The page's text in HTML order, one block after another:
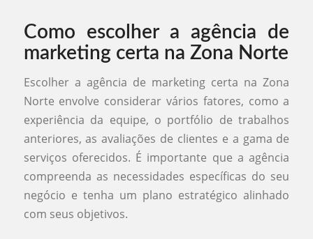
Como escolher a agência de
marketing certa na Zona Norte
Escolher a agência de marketing certa na Zona
Norte envolve considerar vários fatores, como a
experiência da equipe, o portfólio de trabalhos
anteriores, as avaliações de clientes e a gama de
serviços oferecidos. É importante que a agência
compreenda as necessidades específicas do seu
negócio e tenha um plano estratégico alinhado
com seus objetivos.